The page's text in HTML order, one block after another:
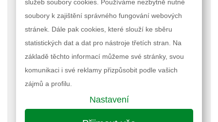
RYCHLÉ ODKAZY
MAPA STRÁNEK
VYHLEDÁVANÉ TERMÍNY
POKROČILÉ VYHLEDÁVÁNÍ
ÚČET
MŮJ ÚČET
STAV OBJEDNÁVKY
Podle zákona o evidenci tržeb je prodávající povinen vystavit kupujícímu
účtenku. Zároveň je povinen zaevidovat přijatou tržbu u správce daně
Nastavení cookies| © 2023 RAPPA.cz
služeb soubory cookies. Používáme nezbytně nutné
soubory k zajištění správného fungování webových
stránek. Dále pak cookies, které slouží ke sběru
statistických dat a dat pro nástroje třetích stran. Na
základě těchto informací můžeme své stránky, svou
komunikaci i své reklamy přizpůsobit podle vašich
zájmů a profilu.
Nastavení